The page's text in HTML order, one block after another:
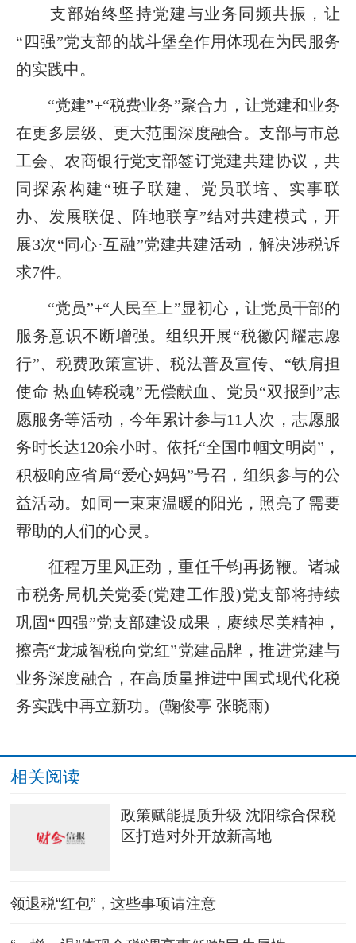
支部始终坚持党建与业务同频共振，让
“四强”党支部的战斗堡垒作用体现在为民服务
的实践中。
“党建”+“税费业务”聚合力，让党建和业务
在更多层级、更大范围深度融合。支部与市总
工会、农商银行党支部签订党建共建协议，共
同探索构建“班子联建、党员联培、实事联
办、发展联促、阵地联享”结对共建模式，开
展3次“同心·互融”党建共建活动，解决涉税诉
求7件。
“党员”+“人民至上”显初心，让党员干部的
服务意识不断增强。组织开展“税徽闪耀志愿
行”、税费政策宣讲、税法普及宣传、“铁肩担
使命 热血铸税魂”无偿献血、党员“双报到”志
愿服务等活动，今年累计参与11人次，志愿服
务时长达120余小时。依托“全国巾帼文明岗”，
积极响应省局“爱心妈妈”号召，组织参与的公
益活动。如同一束束温暖的阳光，照亮了需要
帮助的人们的心灵。
征程万里风正劲，重任千钧再扬鞭。诸城
市税务局机关党委(党建工作股)党支部将持续
巩固“四强”党支部建设成果，赓续尽美精神，
擦亮“龙城智税向党红”党建品牌，推进党建与
业务深度融合，在高质量推进中国式现代化税
务实践中再立新功。(鞠俊亭 张晓雨)
相关阅读
政策赋能提质升级 沈阳综合保税
区打造对外开放新高地
领退税“红包”，这些事项请注意